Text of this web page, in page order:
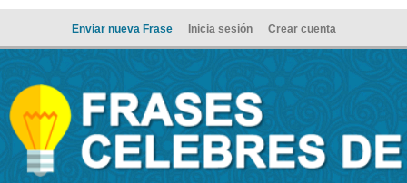
Enviar nueva Frase Inicia sesión Crear cuenta